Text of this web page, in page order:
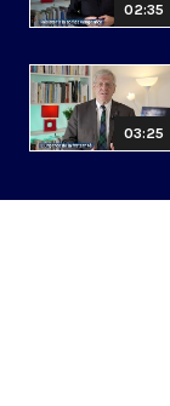
02:35
03:25